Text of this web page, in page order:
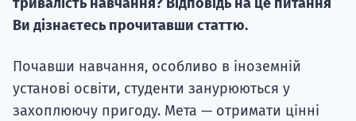
Ви дізнаєтесь прочитавши статтю.
Почавши навчання, особливо в іноземній
установі освіти, студенти занурюються у
захоплюючу пригоду. Мета — отримати цінні